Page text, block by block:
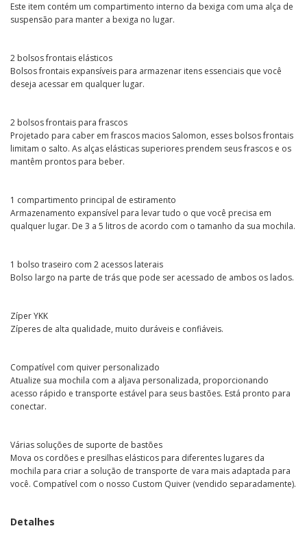
Este item contém um compartimento interno da bexiga com uma alça de
suspensão para manter a bexiga no lugar.
2 bolsos frontais elásticos
Bolsos frontais expansíveis para armazenar itens essenciais que você
deseja acessar em qualquer lugar.
2 bolsos frontais para frascos
Projetado para caber em frascos macios Salomon, esses bolsos frontais
limitam o salto. As alças elásticas superiores prendem seus frascos e os
mantêm prontos para beber.
1 compartimento principal de estiramento
Armazenamento expansível para levar tudo o que você precisa em
qualquer lugar. De 3 a 5 litros de acordo com o tamanho da sua mochila.
1 bolso traseiro com 2 acessos laterais
Bolso largo na parte de trás que pode ser acessado de ambos os lados.
Zíper YKK
Zíperes de alta qualidade, muito duráveis ​​e confiáveis.
Compatível com quiver personalizado
Atualize sua mochila com a aljava personalizada, proporcionando
acesso rápido e transporte estável para seus bastões. Está pronto para
conectar.
Várias soluções de suporte de bastões
Mova os cordões e presilhas elásticos para diferentes lugares da
mochila para criar a solução de transporte de vara mais adaptada para
você. Compatível com o nosso Custom Quiver (vendido separadamente).
Detalhes